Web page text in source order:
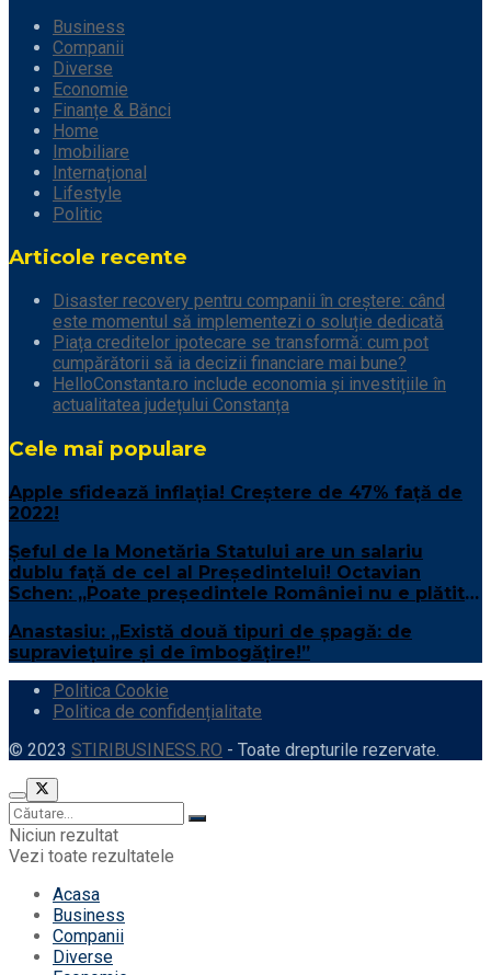
Business
Companii
Diverse
Economie
Finanțe & Bănci
Home
Imobiliare
Internațional
Lifestyle
Politic
Articole recente
Disaster recovery pentru companii în creștere: când
este momentul să implementezi o soluție dedicată
Piața creditelor ipotecare se transformă: cum pot
cumpărătorii să ia decizii financiare mai bune?
HelloConstanta.ro include economia și investițiile în
actualitatea județului Constanța
Cele mai populare
Apple sfidează inflaţia! Creştere de 47% față de
2022!
Șeful de la Monetăria Statului are un salariu
dublu față de cel al Președintelui! Octavian
Schen: „Poate președintele României nu e plătit
Anastasiu: „Există două tipuri de șpagă: de
supraviețuire și de îmbogățire!”
Politica Cookie
Politica de confidențialitate
© 2023 STIRIBUSINESS.RO - Toate drepturile rezervate.
Niciun rezultat
Vezi toate rezultatele
Acasa
Business
Companii
Diverse